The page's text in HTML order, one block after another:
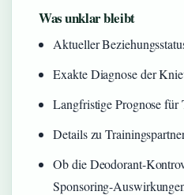
Was unklar bleibt
Aktueller
Exakte Diagnose der
Langfristige Prognose
Details zu
Ob die Deodorant-
Sponsoring-